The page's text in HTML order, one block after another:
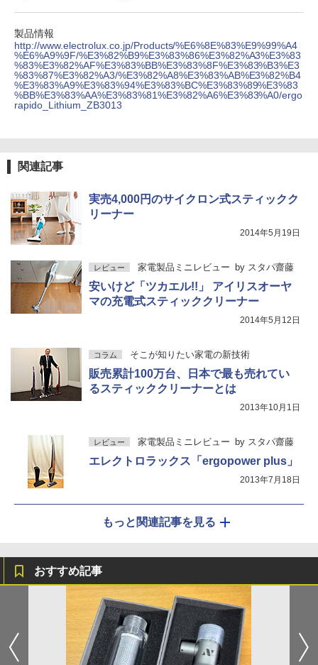
製品情報
http://www.electrolux.co.jp/Products/%E6%8E%83%E9%99%A4
%E6%A9%9F/%E3%82%B9%E3%83%86%E3%82%A3%E3%83
%83%E3%82%AF%E3%83%BB%E3%83%8F%E3%83%B3%E3
%83%87%E3%82%A3/%E3%82%A8%E3%83%AB%E3%82%B4
%E3%83%A9%E3%83%94%E3%83%BC%E3%83%89%E3%83
%BB%E3%83%AA%E3%83%81%E3%82%A6%E3%83%A0/ergo
rapido_Lithium_ZB3013
関連記事
実売4,000円のサイクロン式スティックク
リーナー
2014年5月19日
レビュー 家電製品ミニレビュー by スタパ齋藤
安いけど「ツカエル!!」 アイリスオーヤ
マの充電式スティッククリーナー
2014年5月12日
コラム そこが知りたい家電の新技術
販売累計100万台、日本で最も売れてい
るスティッククリーナーとは
2013年10月1日
レビュー 家電製品ミニレビュー by スタパ齋藤
エレクトロラックス「ergopower plus」
2013年7月18日
もっと関連記事を見る
おすすめ記事